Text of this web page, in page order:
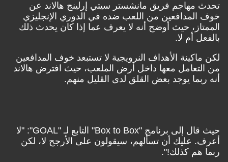
تحدث مهاجم فريق مانشستر سيتي إرلينج هالاند عن
خوف المدافعين من اللعب ضده في الدوري الإنجليزي
الممتاز، حيث أوضح أنه لا يعرف عما إذا كان يحدث ذلك
بالفعل أم لا.
لكن ماكينة الأهداف النرويجية لا تستبعد خوف المدافعين
من التعامل معها داخل أرض الملعب، حيث افترض هالاند
أنه ربما يوجد بعض القلق لدى القليل منهم.
حيث قال إلى برنامج "Box to Box" التابع لـ "GOAL": "لا
أعرف. عليك أن تسألهم، سيقولون على الأرجح لا، لكن
ربما هم كذلك!".